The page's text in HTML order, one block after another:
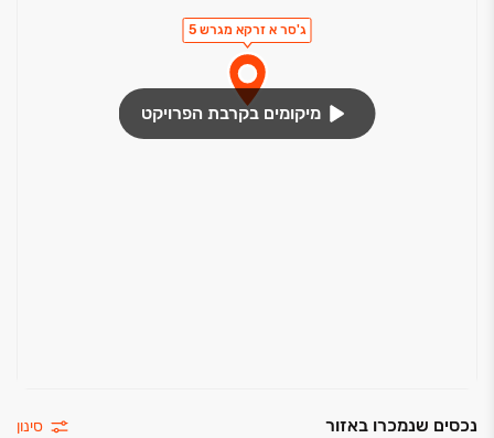
ג'סר א זרקא מגרש 5
מיקומים בקרבת הפרויקט
נכסים שנמכרו באזור סינון